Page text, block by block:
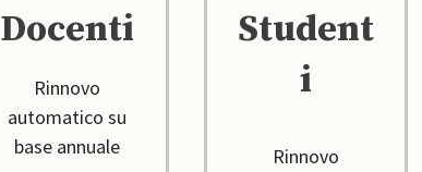
Docenti
Rinnovo
automatico su
base annuale
Student
i
Rinnovo